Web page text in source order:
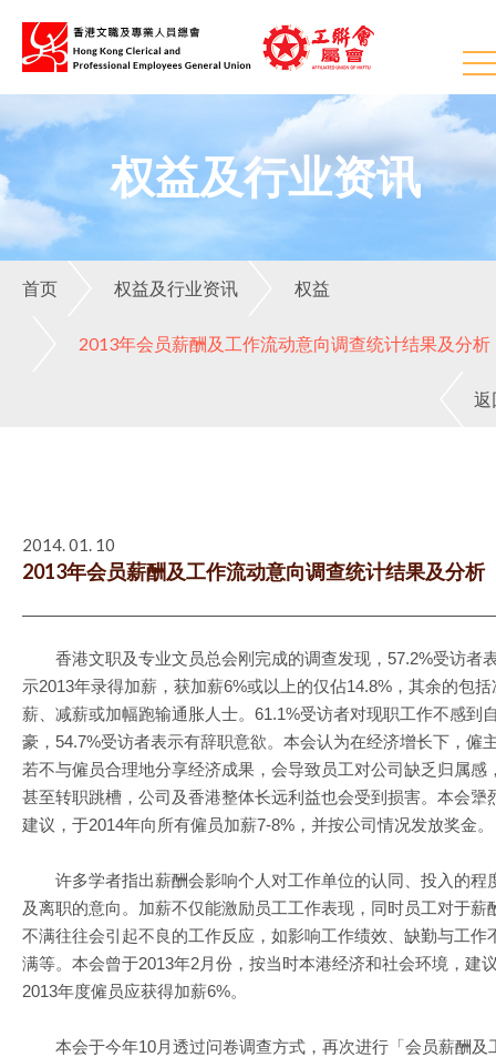
权益及行业资讯
首页 权益及行业资讯 权益
2013年会员薪酬及工作流动意向调查统计结果及分析
返
2014. 01. 10
2013年会员薪酬及工作流动意向调查统计结果及分析
香港文职及专业文员总会刚完成的调查发现，57.2%受访者
示2013年录得加薪，获加薪6%或以上的仅佔14.8%，其余的包括
薪、减薪或加幅跑输通胀人士。61.1%受访者对现职工作不感到
豪，54.7%受访者表示有辞职意欲。本会认为在经济增长下，僱
若不与僱员合理地分享经济成果，会导致员工对公司缺乏归属感
甚至转职跳槽，公司及香港整体长远利益也会受到损害。本会犟
建议，于2014年向所有僱员加薪7-8%，并按公司情况发放奖金。
许多学者指出薪酬会影响个人对工作单位的认同、投入的程
及离职的意向。加薪不仅能激励员工工作表现，同时员工对于薪
不满往往会引起不良的工作反应，如影响工作绩效、缺勤与工作
满等。本会曾于2013年2月份，按当时本港经济和社会环境，建
2013年度僱员应获得加薪6%。
本会于今年10月透过问卷调查方式，再次进行「会员薪酬及